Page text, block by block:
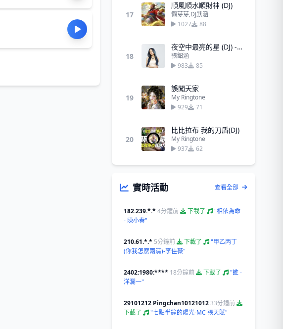
17
順風順水順財神 (DJ)
懶芽芽,DJ默涵
1027
88
18
夜空中最亮的星 (DJ) - 張韶涵
張韶涵
983
85
19
誤闖天家
My Ringtone
929
71
20
比比拉布 我的刀盾(DJ)
My Ringtone
937
62
實時活動 查看全部
182.239.*.* 4分鐘前 下載了
"相依為命
- 陳小春"
210.61.*.* 5分鐘前 下載了
"甲乙丙丁
(你我怎麼兩清)-李佳薇"
2402:1980:**** 18分鐘前 下載了
"誰 -
洋瀾一"
29101212 Pingchan1012101233分鐘前
下載了
"七點半鐘的陽光-MC 張天賦"